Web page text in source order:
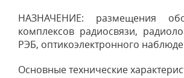
НАЗНАЧЕНИЕ: размещения
комплексов радиосвязи,
РЭБ, оптикоэлектронного
Основные технические